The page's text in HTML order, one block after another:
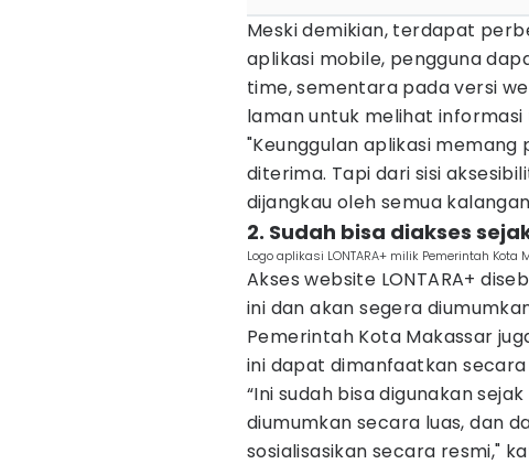
Meski demikian, terdapat
aplikasi mobile, pengguna
time, sementara pada versi
laman untuk melihat
"Keunggulan aplikasi
diterima. Tapi dari sisi
dijangkau oleh semua
2. Sudah bisa diakses
Logo aplikasi LONTARA+ milik Pemerintah Kota
Akses website LONTARA+
ini dan akan segera
Pemerintah Kota Makassar
ini dapat dimanfaatkan
“Ini sudah bisa digunakan
diumumkan secara luas, dan
sosialisasikan secara resmi,"